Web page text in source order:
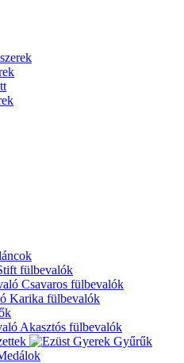
fülbevalók
Csavaros fülbevalók
Karika fülbevalók
Akasztós fülbevalók